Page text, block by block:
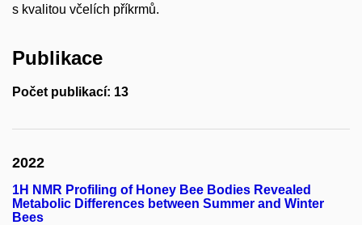
s kvalitou včelích příkrmů.
Publikace
Počet publikací: 13
2022
1H NMR Profiling of Honey Bee Bodies Revealed
Metabolic Differences between Summer and Winter
Bees